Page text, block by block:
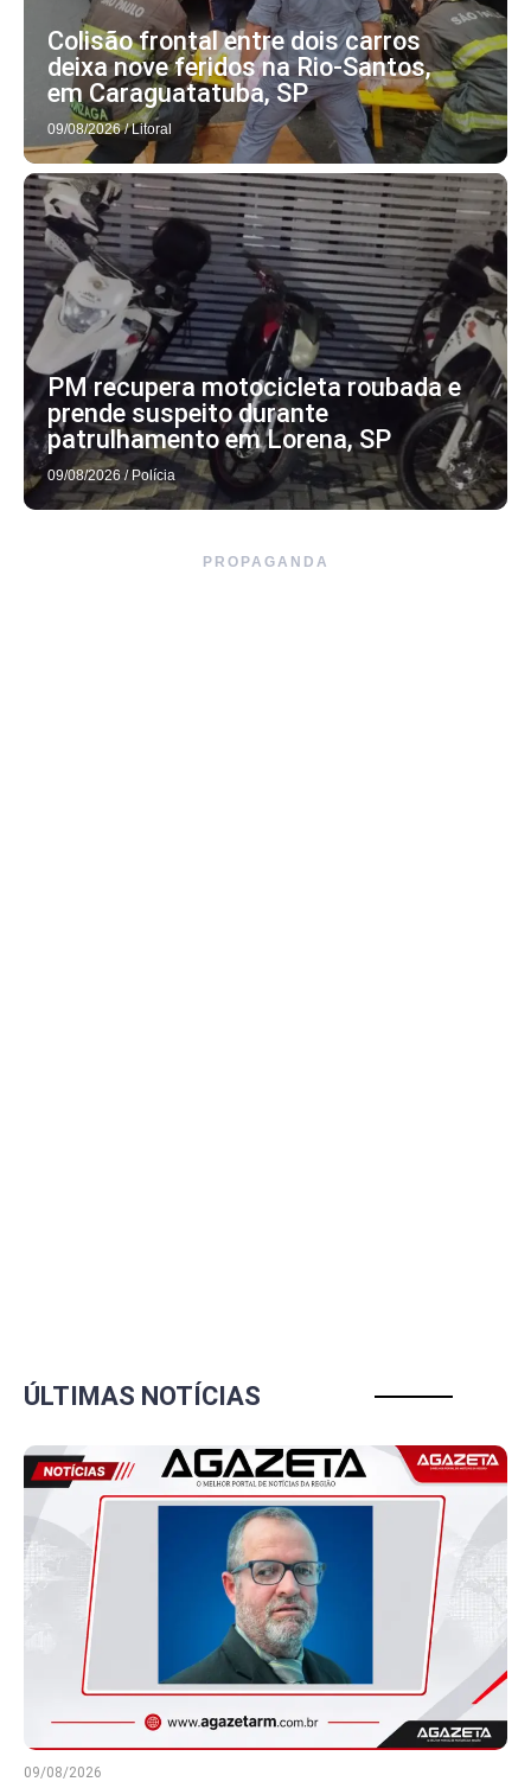
Colisão frontal entre dois carros
deixa nove feridos na Rio-Santos,
em Caraguatatuba, SP
09/08/2026 / Litoral
PM recupera motocicleta roubada e
prende suspeito durante
patrulhamento em Lorena, SP
09/08/2026 / Polícia
PROPAGANDA
ÚLTIMAS NOTÍCIAS
09/08/2026